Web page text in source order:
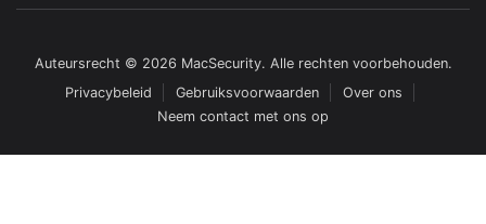
Auteursrecht © 2026 MacSecurity. Alle rechten voorbehouden.
Privacybeleid
Gebruiksvoorwaarden
Over ons
Neem contact met ons op